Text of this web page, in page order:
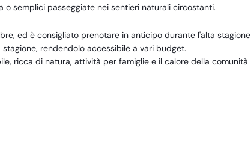
o semplici passeggiate nei sentieri naturali circostanti.
ed è consigliato prenotare in anticipo durante l'alta stagione
rendendolo accessibile a vari budget.
ricca di natura, attività per famiglie e il calore della comunità